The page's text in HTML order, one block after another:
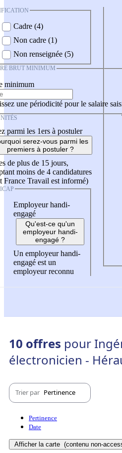
Cadre (4)
Non cadre (1)
Non renseignée (5)
BRUT MINIMUM
minimum
une périodicité pour le salaire
parmi les 1ers à postuler
serez-vous parmi les
premiers à postuler ?
de plus de 15 jours,
moins de 4 candidatures
France Travail est informé)
Employeur handi-
engagé
Qu'est-ce qu'un
employeur handi-
engagé ?
Un employeur handi-
engagé est un
employeur reconnu
10 offres pour
électronicien -
Trier par Pertinence
Pertinence
Date
Afficher la carte (contenu non-